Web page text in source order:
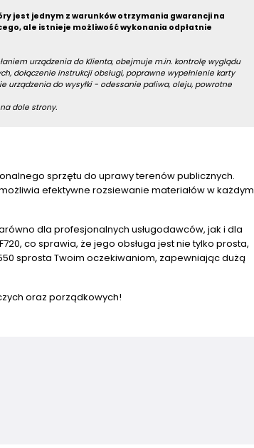
jest jednym z warunków otrzymania gwarancji na
ale istnieje możliwość wykonania odpłatnie
urządzenia do Klienta, obejmuje m.in. kontrolę wyglądu
dołączenie instrukcji obsługi, poprawne wypełnienie karty
urządzenia do wysyłki - odessanie paliwa, oleju, powrotne
dole strony.
sprzętu do uprawy terenów publicznych.
efektywne rozsiewanie materiałów w każdym
dla profesjonalnych usługodawców, jak i dla
co sprawia, że jego obsługa jest nie tylko prosta,
sprosta Twoim oczekiwaniom, zapewniając dużą
oraz porządkowych!